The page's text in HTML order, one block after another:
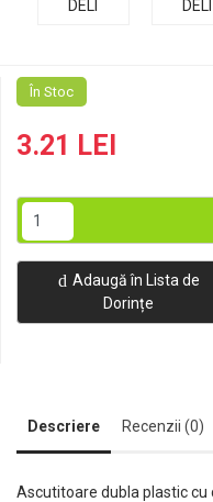
În Stoc
3.21 LEI
Adaugă în Lista de
Dorințe
Descriere Recenzii (0)
Ascutitoare dubla plastic cu